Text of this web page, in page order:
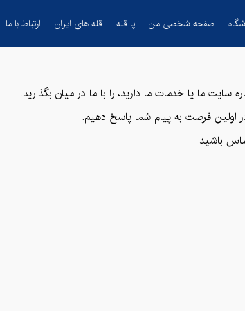
صفحه شخصی من پا قله قله های ایران ارتباط با ما
سایت ما یا خدمات ما دارید، را با ما در میان بگذارید.
اولین فرصت به پیام شما پاسخ دهیم.
باشید